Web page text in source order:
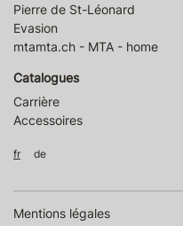
Pierre de St-Léonard
Evasion
mtamta.ch - MTA - home
Catalogues
Carrière
Accessoires
fr de
Mentions légales